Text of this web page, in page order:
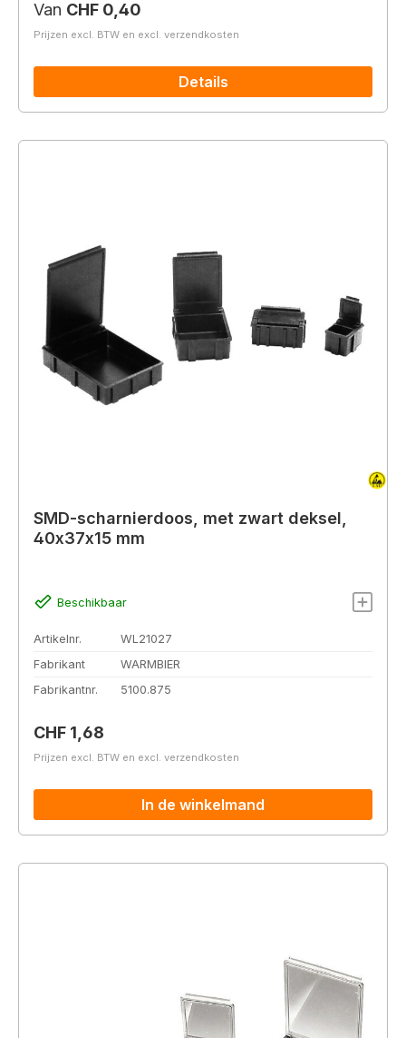
Normale prijs:
Van CHF 0,40
Prijzen excl. BTW en excl. verzendkosten
Details
SMD-scharnierdoos, met zwart deksel,
40x37x15 mm
Beschikbaar
Artikelnr.
WL21027
Fabrikant
WARMBIER
Fabrikantnr.
5100.875
Normale prijs:
CHF 1,68
Prijzen excl. BTW en excl. verzendkosten
In de winkelmand